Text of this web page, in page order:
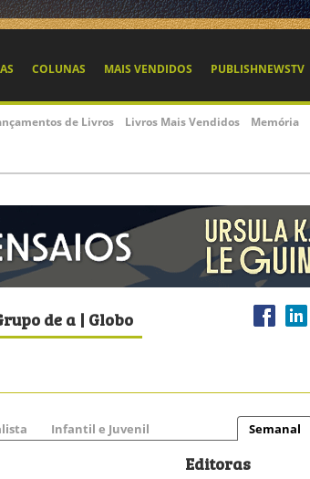
COLUNAS MAIS VENDIDOS PUBLISHNEWSTV
de Livros Livros Mais Vendidos Memória
de a | Globo
Infantil e Juvenil Semanal
Editoras